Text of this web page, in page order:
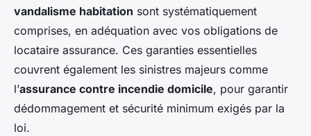
vandalisme habitation sont systématiquement
comprises, en adéquation avec vos obligations de
locataire assurance. Ces garanties essentielles
couvrent également les sinistres majeurs comme
l’assurance contre incendie domicile, pour garantir
dédommagement et sécurité minimum exigés par la
loi.